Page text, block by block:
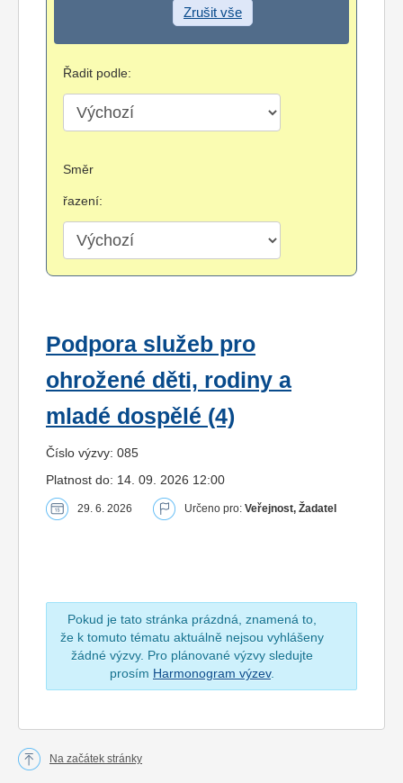
Zrušit vše
Řadit podle:
Směr
řazení:
Podpora služeb pro
ohrožené děti, rodiny a
mladé dospělé (4)
Číslo výzvy: 085
Platnost do: 14. 09. 2026 12:00
29. 6. 2026 Určeno pro: Veřejnost, Žadatel
Pokud je tato stránka prázdná, znamená to,
že k tomuto tématu aktuálně nejsou vyhlášeny
žádné výzvy. Pro plánované výzvy sledujte
prosím Harmonogram výzev.
Na začátek stránky